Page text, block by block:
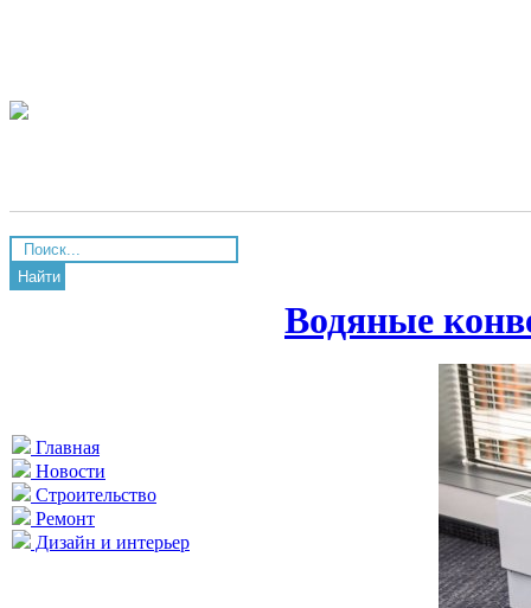
Найти
Главная
Новости
Строительство
Ремонт
Дизайн и интерьер
Водяные